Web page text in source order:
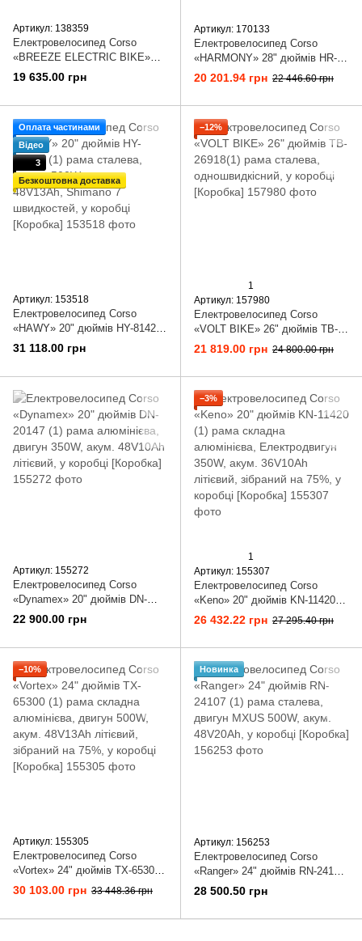
Артикул: 138359
Електровелосипед Corso
«BREEZE ELECTRIC BIKE»
24" дюйми BR-24502 (1) рама
сталева, одношвидкісний
19 635.00 грн
Артикул: 170133
Електровелосипед Corso
«HARMONY» 28" дюймів HR-
28118 (1) рама сталева,
одношвидкісний, у коробці
20 201.94 грн 22 446.60 грн
Оплата частинами
Відео
3
Безкоштовна доставка
Артикул: 153518
Електровелосипед Corso
«HAWY» 20" дюймів HY-81422
(1) рама сталева, двигун 500W,
акум. 48V13Ah, Shimano 7
31 118.00 грн
−12%
1
Артикул: 157980
Електровелосипед Corso
«VOLT BIKE» 26" дюймів TB-
26918(1) рама сталева,
одношвидкісний, у коробці
21 819.00 грн 24 800.00 грн
Артикул: 155272
Електровелосипед Corso
«Dynamex» 20" дюймів DN-
20147 (1) рама алюмінієва,
двигун 350W, акум. 48V10Ah
22 900.00 грн
−3%
1
Артикул: 155307
Електровелосипед Corso
«Keno» 20" дюймів KN-11420
(1) рама складна алюмінієва,
Електродвигун 350W, акум.
75%, у коробці [Коробка]
26 432.22 грн 27 295.40 грн
−10%
Артикул: 155305
Електровелосипед Corso
«Vortex» 24" дюймів TX-65300
(1) рама складна алюмінієва,
двигун 500W, акум. 48V13Ah
30 103.00 грн 33 448.36 грн
Новинка
Артикул: 156253
Електровелосипед Corso
«Ranger» 24" дюймів RN-24107
(1) рама сталева, двигун
MXUS 500W, акум. 48V20Ah, у
28 500.50 грн